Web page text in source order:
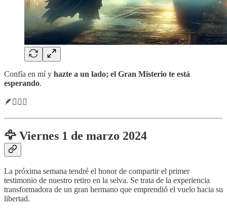
Confía en mí y hazte a un lado; el Gran Misterio te está
esperando.
🪶🧙🏼‍♂️
🦅 Viernes 1 de marzo 2024
La próxima semana tendré el honor de compartir el primer
testimonio de nuestro retiro en la selva. Se trata de la experiencia
transformadora de un gran hermano que emprendió el vuelo hacia su
libertad.